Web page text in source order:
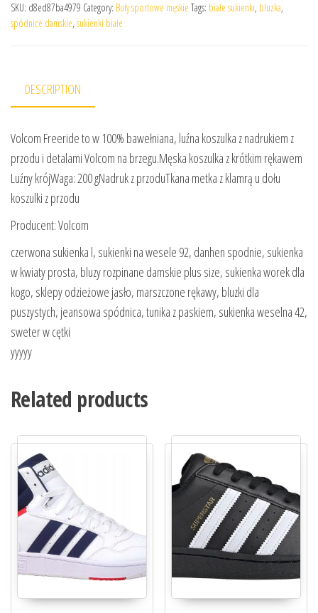
SKU: d8ed87ba4979 Category: Buty sportowe męskie Tags: białe sukienki, bluzka,
spódnice damskie, sukienki białe
DESCRIPTION
Volcom Freeride to w 100% bawełniana, luźna koszulka z nadrukiem z
przodu i detalami Volcom na brzegu.Męska koszulka z krótkim rękawem
Luźny krójWaga: 200 gNadruk z przoduTkana metka z klamrą u dołu
koszulki z przodu
Producent: Volcom
czerwona sukienka l, sukienki na wesele 92, danhen spodnie, sukienka
w kwiaty prosta, bluzy rozpinane damskie plus size, sukienka worek dla
kogo, sklepy odzieżowe jasło, marszczone rękawy, bluzki dla
puszystych, jeansowa spódnica, tunika z paskiem, sukienka weselna 42,
sweter w cętki
yyyyy
Related products